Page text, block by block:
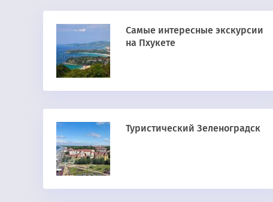
Самые интересные экскурсии
на Пхукете
Туристический Зеленоградск